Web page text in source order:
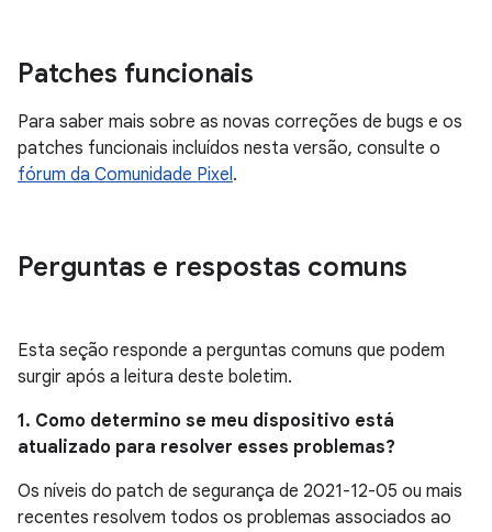
Patches funcionais
Para saber mais sobre as novas correções de bugs e os
patches funcionais incluídos nesta versão, consulte o
fórum da Comunidade Pixel.
Perguntas e respostas comuns
Esta seção responde a perguntas comuns que podem
surgir após a leitura deste boletim.
1. Como determino se meu dispositivo está
atualizado para resolver esses problemas?
Os níveis do patch de segurança de 2021-12-05 ou mais
recentes resolvem todos os problemas associados ao